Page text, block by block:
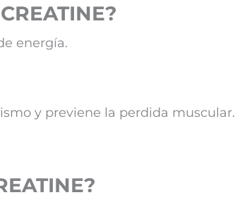
energía.
y previene la perdida muscular.